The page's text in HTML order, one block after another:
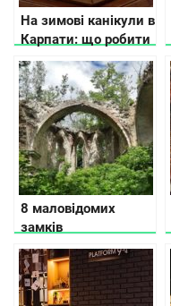
На зимові канікули в
Карпати: що робити
8 маловідомих
замків
Тернопільської
області